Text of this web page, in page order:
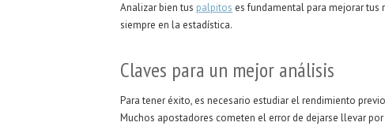
Analizar bien tus palpitos es fundamental para mejorar tus
siempre en la estadística.
Claves para un mejor análisis
Para tener éxito, es necesario estudiar el rendimiento
Muchos apostadores cometen el error de dejarse llevar